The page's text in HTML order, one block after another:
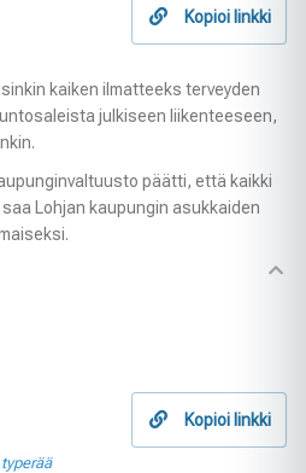
Kopioi linkki
kaiken ilmatteeks terveyden
julkiseen liikenteeseen,
päätti, että kaikki
Lohjan kaupungin asukkaiden
Kopioi linkki